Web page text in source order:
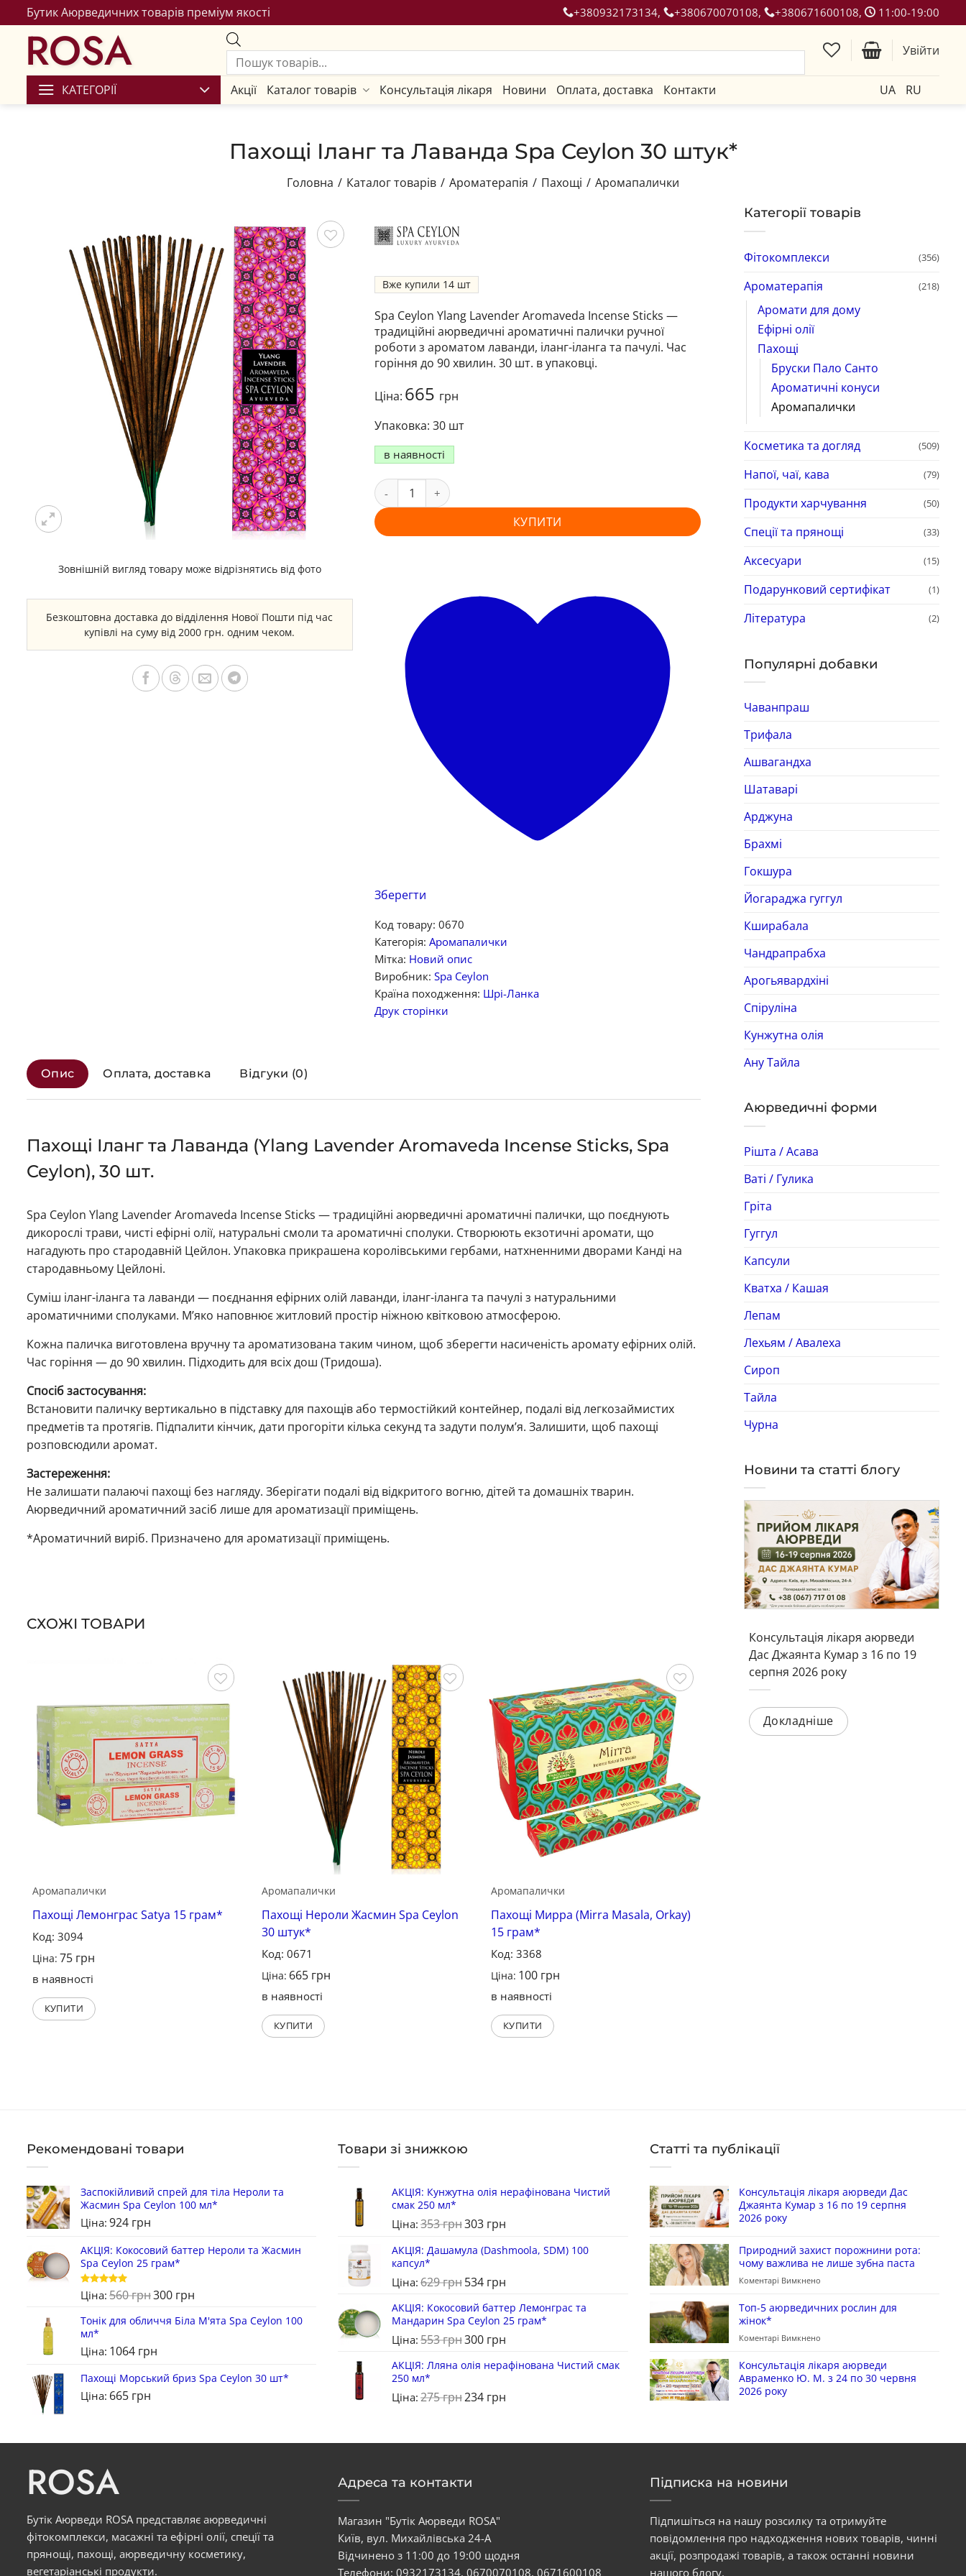
Бутик Аюрведичних товарів преміум якості +380932173134, +380670070108, +380671600108, 11:00-19:00
ROSA Увійти
КАТЕГОРІЇ Акції Каталог товарів Консультація лікаря Новини Оплата, доставка Контакти UA RU
Пахощі Іланг та Лаванда Spa Ceylon 30 штук*
Головна / Каталог товарів / Ароматерапія / Пахощі / Аромапалички
Категорії товарів
Фітокомплекси (356)
Ароматерапія (218)
Аромати для дому
Ефірні олії
Пахощі
Бруски Пало Санто
Ароматичні конуси
Аромапалички
Косметика та догляд (509)
Напої, чаї, кава (79)
Продукти харчування (50)
Спеції та прянощі (33)
Аксесуари (15)
Подарунковий сертифікат (1)
Література (2)
Популярні добавки
Чаванпраш
Трифала
Ашвагандха
Шатаварі
Арджуна
Брахмі
Гокшура
Йогараджа гуггул
Кширабала
Чандрапрабха
Арогьявардхіні
Спіруліна
Кунжутна олія
Ану Тайла
Аюрведичні форми
Рішта / Асава
Ваті / Гулика
Гріта
Гуггул
Капсули
Кватха / Кашая
Лепам
Лехьям / Авалеха
Сироп
Тайла
Чурна
Новини та статті блогу
Консультація лікаря аюрведи
Дас Джаянта Кумар з 16 по 19
серпня 2026 року
Докладніше
Зберегти
Зовнішній вигляд товару може відрізнятись від фото
Безкоштовна доставка до відділення Нової Пошти під час
купівлі на суму від 2000 грн. одним чеком.
Вже купили 14
Spa Ceylon Ylang Lavender Aromaveda Incense Sticks —
традиційні аюрведичні ароматичні палички ручної
роботи з ароматом лаванди, іланг-іланга та пачулі. Час
горіння до 90 хвилин. 30 шт. в упаковці.
Ціна: 665 грн
30 шт
в наявності
КУПИТИ
Зберегти
Код товару: 0670
Категорія: Аромапалички
Мітка: Новий опис
Виробник: Spa Ceylon
Країна походження: Шрі-Ланка
Друк сторінки
Опис Оплата, доставка Відгуки (0)
Пахощі Іланг та Лаванда (Ylang Lavender Aromaveda Incense Sticks, Spa
Ceylon), 30 шт.
Spa Ceylon Ylang Lavender Aromaveda Incense Sticks — традиційні аюрведичні ароматичні палички, що поєднують
дикорослі трави, чисті ефірні олії, натуральні смоли та ароматичні сполуки. Створюють екзотичні аромати, що
нагадують про стародавній Цейлон. Упаковка прикрашена королівськими гербами, натхненними дворами Канді на
стародавньому Цейлоні.
Суміш іланг-іланга та лаванди — поєднання ефірних олій лаванди, іланг-іланга та пачулі з натуральними
ароматичними сполуками. М’яко наповнює житловий простір ніжною квітковою атмосферою.
Кожна паличка виготовлена вручну та ароматизована таким чином, щоб зберегти насиченість аромату ефірних олій.
Час горіння — до 90 хвилин. Підходить для всіх дош (Тридоша).
Спосіб застосування:
Встановити паличку вертикально в підставку для пахощів або термостійкий контейнер, подалі від легкозаймистих
предметів та протягів. Підпалити кінчик, дати прогоріти кілька секунд та задути полум’я. Залишити, щоб пахощі
розповсюдили аромат.
Застереження:
Не залишати палаючі пахощі без нагляду. Зберігати подалі від відкритого вогню, дітей та домашніх тварин.
Аюрведичний ароматичний засіб лише для ароматизації приміщень.
*Ароматичний виріб. Призначено для ароматизації приміщень.
СХОЖІ ТОВАРИ
Зберегти
Аромапалички
Пахощі Лемонграс Satya 15 грам*
Код: 3094
Ціна: 75 грн
в наявності
КУПИТИ
Зберегти
Аромапалички
Пахощі Нероли Жасмин Spa Ceylon
30 штук*
Код: 0671
Ціна: 665 грн
в наявності
КУПИТИ
Зберегти
Аромапалички
Пахощі Мирра (Mirra Masala, Orkay)
15 грам*
Код: 3368
Ціна: 100 грн
в наявності
КУПИТИ
Рекомендовані товари
Заспокійливий спрей для тіла Нероли та
Жасмин Spa Ceylon 100 мл*
Ціна: 924 грн
АКЦІЯ: Кокосовий баттер Нероли та Жасмин
Spa Ceylon 25 грам*
Оцінено в
5з 5
Ціна: 560грн300 грн
Тонік для обличчя Біла М'ята Spa Ceylon 100
мл*
Ціна: 1064 грн
Пахощі Морський бриз Spa Ceylon 30 шт*
Ціна: 665 грн
Товари зі знижкою
АКЦІЯ: Кунжутна олія нерафінована Чистий
смак 250 мл*
Ціна: 353грн303 грн
АКЦІЯ: Дашамула (Dashmoola, SDM) 100
капсул*
Ціна: 629грн534 грн
АКЦІЯ: Кокосовий баттер Лемонграс та
Мандарин Spa Ceylon 25 грам*
Ціна: 553грн300 грн
АКЦІЯ: Лляна олія нерафінована Чистий смак
250 мл*
Ціна: 275грн234 грн
Статті та публікації
Консультація лікаря аюрведи Дас
Джаянта Кумар з 16 по 19 серпня
2026 року
Природний захист порожнини рота:
чому важлива не лише зубна паста
Коментарі Вимкнено
Топ-5 аюрведичних рослин для
жінок*
Коментарі Вимкнено
Консультація лікаря аюрведи
Авраменко Ю. М. з 24 по 30 червня
2026 року
ROSA
Бутік Аюрведи ROSA представляє аюрведичні
фітокомплекси, масажні та ефірні олії, спеції та
прянощі, пахощі, аюрведичну косметику,
вегетаріанські продукти.
Адреса та контакти
Магазин "Бутік Аюрведи ROSA"
Київ, вул. Михайлівська 24-А
Відчинено з 11:00 до 19:00 щодня
Телефони:0932173134,0670070108,0671600108
Підписка на новини
Підпишіться на нашу розсилку та отримуйте
повідомлення про надходження нових товарів, чинні
акції, розпродажі товарів, а також останні новини
нашого блогу.